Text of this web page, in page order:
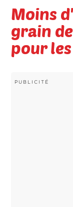
Moins
grain
pour